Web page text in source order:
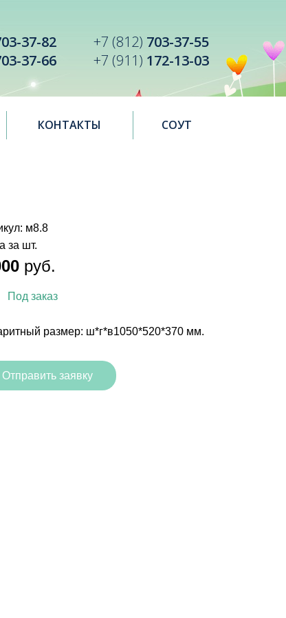
37-82
37-66
+7 (812) 703-37-55
+7 (911) 172-13-03
КОНТАКТЫ СОУТ
м8.8
за шт.
руб.
Под заказ
размер: ш*г*в1050*520*370 мм.
Отправить заявку